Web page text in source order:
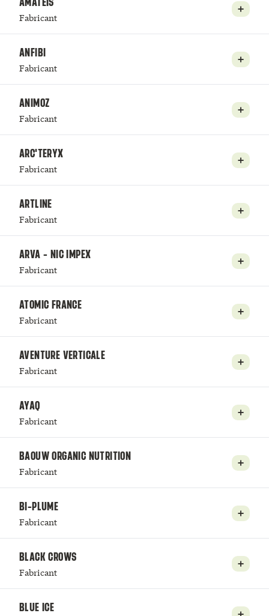
Fabricant
ANFIBI
Fabricant
ANIMOZ
Fabricant
ARC'TERYX
Fabricant
ARTLINE
Fabricant
ARVA - NIC IMPEX
Fabricant
ATOMIC FRANCE
Fabricant
AVENTURE VERTICALE
Fabricant
AYAQ
Fabricant
BAOUW ORGANIC NUTRITION
Fabricant
BI-PLUME
Fabricant
BLACK CROWS
Fabricant
BLUE ICE